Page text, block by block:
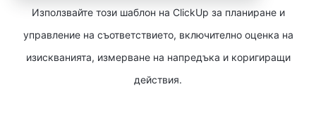
Използвайте този шаблон на ClickUp за планиране и
управление на съответствието, включително оценка на
изискванията, измерване на напредъка и коригиращи
действия.